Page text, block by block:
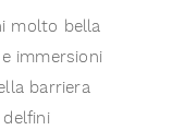
molto bella
immersioni
barriera